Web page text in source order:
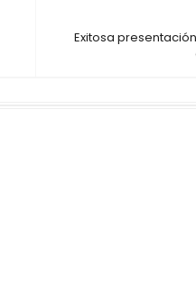
Exitosa